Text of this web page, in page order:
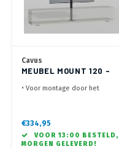
Cavus
MEUBEL MOUNT 120 -
• Voor montage door het
200x200, 200x300- Max. 35 kg
rechts - Kabelmanagement door
€334,95
VOOR 13:00 BESTELD,
MORGEN GELEVERD!